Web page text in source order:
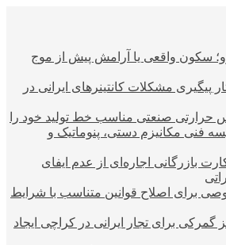
سکون واقعی یا آرامش پیش از موج
مشکلات کانتینرهای ایرانی در
حرارتی صنعتی مناسب خط تولید خود را
فنی مکانیزم دستی، پنوماتیک و
کارت بازرگانی اجاره‌ای از عدم ایفای
برای اصلاح قوانین متناسب با شرایط
گمرکی برای تجار ایرانی در کراچی ایجاد